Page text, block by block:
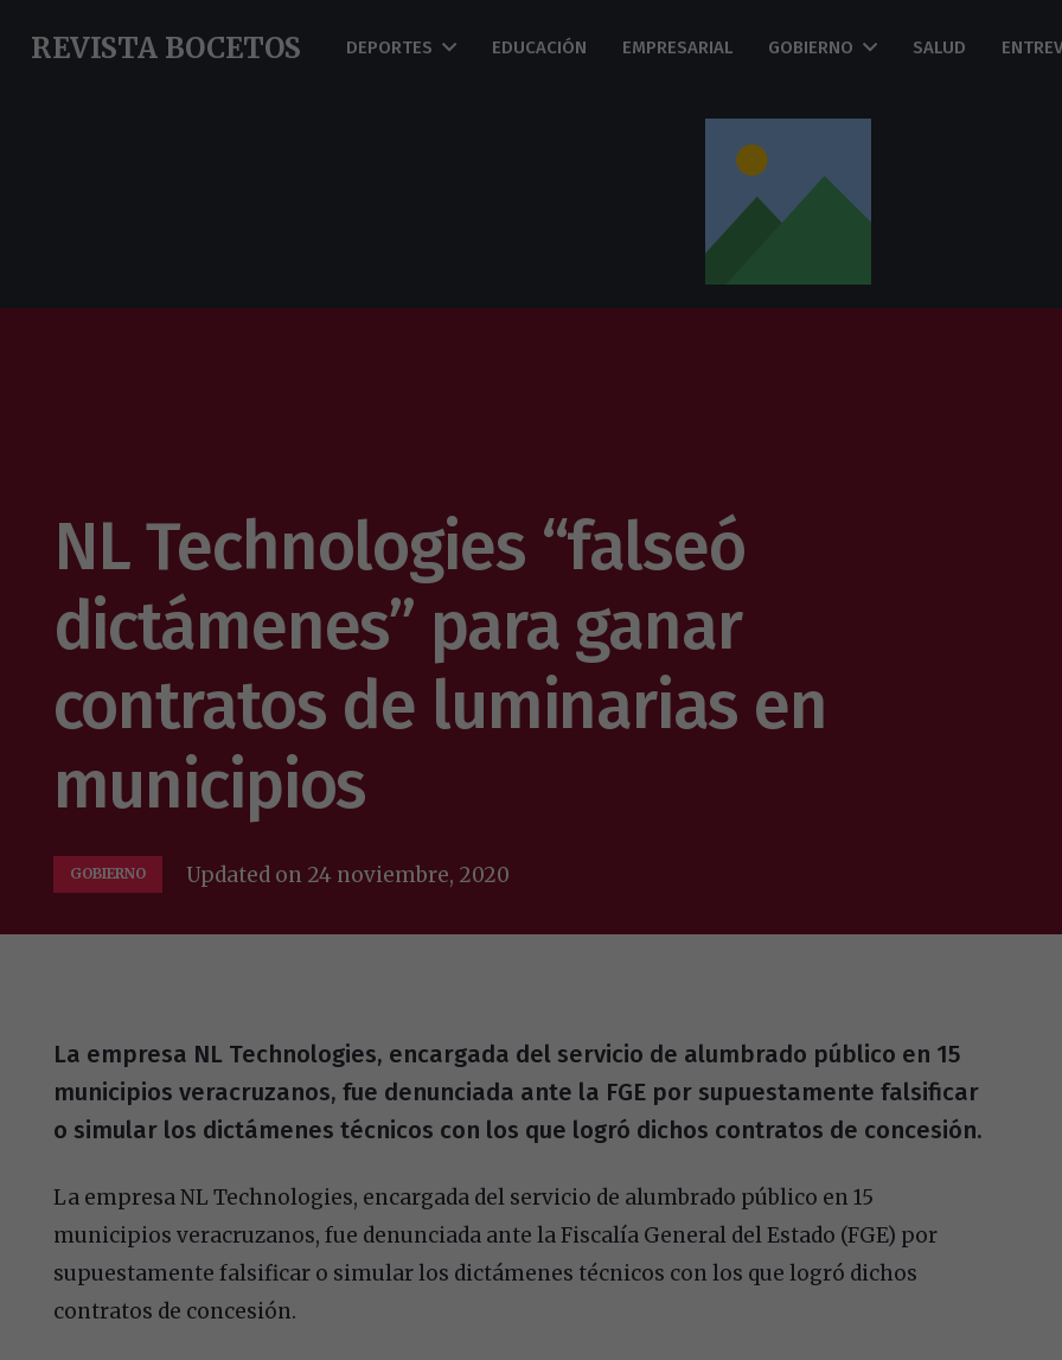
REVISTA BOCETOS DEPORTES EDUCACIÓN EMPRESARIAL GOBIERNO SALUD
NL Technologies “falseó
dictámenes” para ganar
contratos de luminarias en
municipios
GOBIERNO Updated on 24 noviembre, 2020
La empresa NL Technologies, encargada del servicio de alumbrado público en 15
municipios veracruzanos, fue denunciada ante la FGE por supuestamente falsificar
o simular los dictámenes técnicos con los que logró dichos contratos de concesión.
La empresa NL Technologies, encargada del servicio de alumbrado público en 15
municipios veracruzanos, fue denunciada ante la Fiscalía General del Estado (FGE) por
supuestamente falsificar o simular los dictámenes técnicos con los que logró dichos
contratos de concesión.